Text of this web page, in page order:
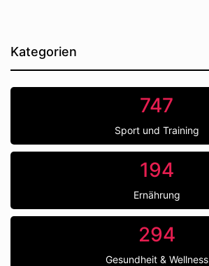
Kategorien
747
Sport und Training
194
Ernährung
294
Gesundheit & Wellness